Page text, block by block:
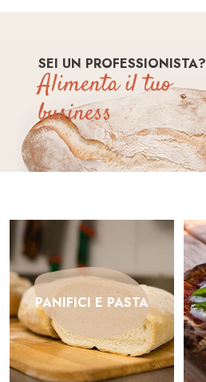
SEI UN PROFESSIONISTA?
Alimenta il tuo
business
PANIFICI E PASTA